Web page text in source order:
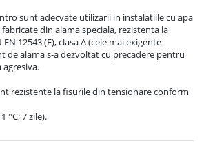
sunt adecvate utilizarii in instalatiile cu apa
din alama speciala, rezistenta la
12543 (E), clasa A (cele mai exigente
de alama s-a dezvoltat cu precadere pentru
rezistente la fisurile din tensionare conform
°C; 7 zile).